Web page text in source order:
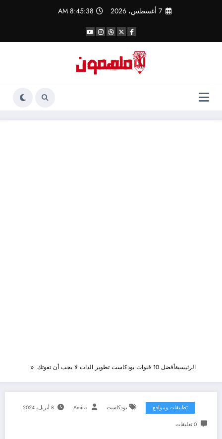
7 أغسطس، 2026 8:45:39 AM
الرئيسيةأفضل 10 قنوات بودكاست تطوير الذات لا يجب أن تفوتك
تطبيقات ومواقع بودكاست Amira 8 أبريل، 2024
0 تعليقات